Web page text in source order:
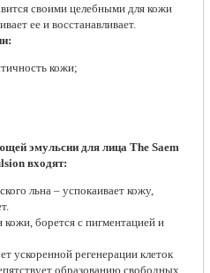
своими целебными для кожи
ее и восстанавливает.
кожи;
эмульсии для лица The Saem
входят:
льна – успокаивает кожу,
борется с пигментацией и
ускоренной регенерации клеток
образованию свободных